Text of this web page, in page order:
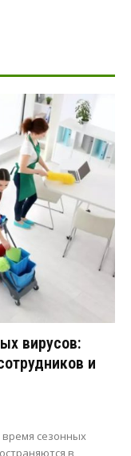
вирусов:
и
сезонных
в